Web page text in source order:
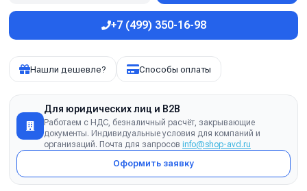
+7 (499) 350-16-98
Нашли дешевле? Способы оплаты
Для юридических лиц и B2B
Работаем с НДС, безналичный расчёт, закрывающие
документы. Индивидуальные условия для компаний и
организаций. Почта для запросов info@shop-avd.ru
Оформить заявку